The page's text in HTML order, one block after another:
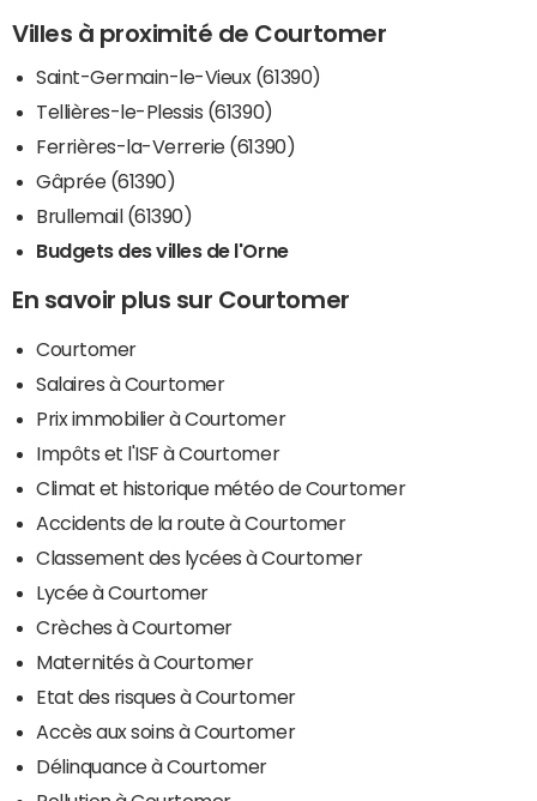
Villes à proximité de Courtomer
Saint-Germain-le-Vieux (61390)
Tellières-le-Plessis (61390)
Ferrières-la-Verrerie (61390)
Gâprée (61390)
Brullemail (61390)
Budgets des villes de l'Orne
En savoir plus sur Courtomer
Courtomer
Salaires à Courtomer
Prix immobilier à Courtomer
Impôts et l'ISF à Courtomer
Climat et historique météo de Courtomer
Accidents de la route à Courtomer
Classement des lycées à Courtomer
Lycée à Courtomer
Crèches à Courtomer
Maternités à Courtomer
Etat des risques à Courtomer
Accès aux soins à Courtomer
Délinquance à Courtomer